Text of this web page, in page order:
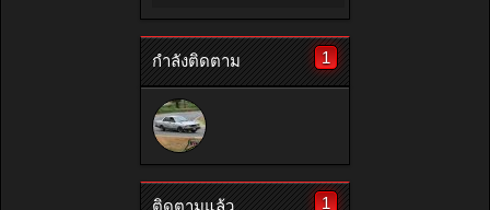
กำลังติดตาม 1
ติดตามแล้ว 1